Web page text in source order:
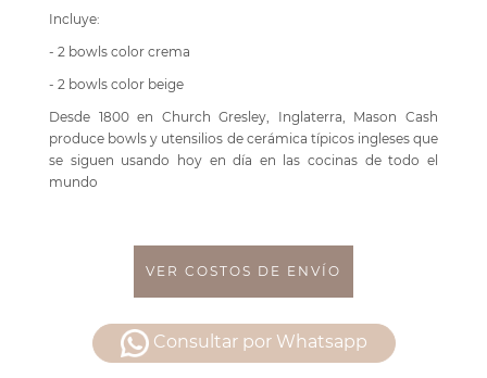
Incluye:
- 2 bowls color crema
- 2 bowls color beige
Desde 1800 en Church Gresley, Inglaterra, Mason Cash
produce bowls y utensilios de cerámica típicos ingleses que
se siguen usando hoy en día en las cocinas de todo el
mundo
VER COSTOS DE ENVÍO
Consultar por Whatsapp